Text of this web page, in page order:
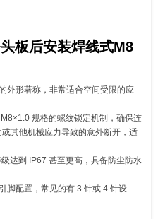
板后安装焊线式M8
外形著称，非常适合空间受限的应
规格的螺纹锁定机制，确保连
其他机械应力导致的意外断开，适
达到 IP67 甚至更高，具备防尘防水
脚配置，常见的有 3 针或 4 针设